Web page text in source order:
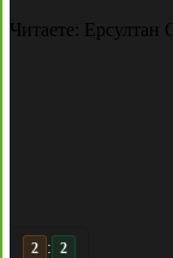
Читаете: Ерсултан
3 : 2